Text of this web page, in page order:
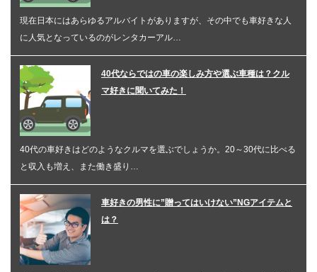
現在日本にはあらゆるアルバイトがありますが、その中でも車好きな人
に人気となっているのがレンタカーアル…
40代ならではの車の楽しみ方や選ぶ車種は？クル
マ好きに聞いてみた！
40代の車好きはどのようなクルマを選ぶでしょうか。20～30代に比べる
と収入も増え、また働き盛り…
車好きの男性に”贈ってはいけない”NGアイテムと
は？